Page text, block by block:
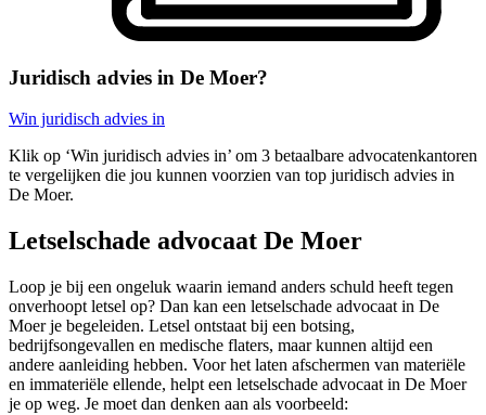
Juridisch advies in De Moer?
Win juridisch advies in
Klik op ‘Win juridisch advies in’ om 3 betaalbare advocatenkantoren
te vergelijken die jou kunnen voorzien van top juridisch advies in
De Moer.
Letselschade advocaat De Moer
Loop je bij een ongeluk waarin iemand anders schuld heeft tegen
onverhoopt letsel op? Dan kan een letselschade advocaat in De
Moer je begeleiden. Letsel ontstaat bij een botsing,
bedrijfsongevallen en medische flaters, maar kunnen altijd een
andere aanleiding hebben. Voor het laten afschermen van materiële
en immateriële ellende, helpt een letselschade advocaat in De Moer
je op weg. Je moet dan denken aan als voorbeeld: